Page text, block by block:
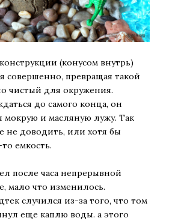
(конусом внутрь)
совершенно, превращая такой
чистый для окружения.
до самого конца, он
мокрую и масляную лужу. Так
не доводить, или хотя бы
емкость.
после часа непрерывной
мало что изменилось.
случился из-за того, что том
еще каплю воды. а этого